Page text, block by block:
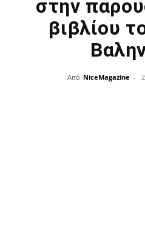
στην
βιβλίου
Από NiceMagazine -